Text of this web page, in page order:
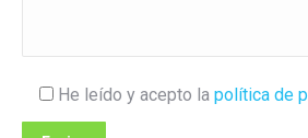
He leído y acepto la política de